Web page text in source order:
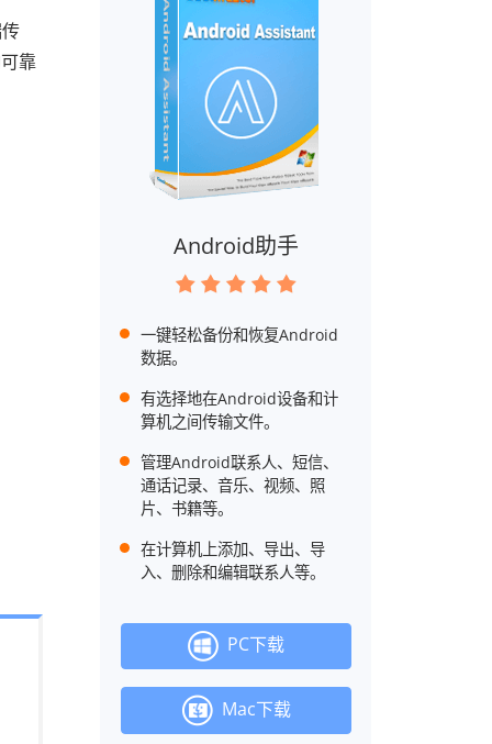
靠
Android助手
一键轻松备份和恢复Android
数据。
有选择地在Android设备和计
算机之间传输文件。
管理Android联系人、短信、
通话记录、音乐、视频、照
片、书籍等。
在计算机上添加、导出、导
入、删除和编辑联系人等。
PC下载
Mac下载